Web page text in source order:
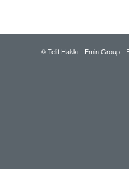
© Telif Hakkı - Emin Group-